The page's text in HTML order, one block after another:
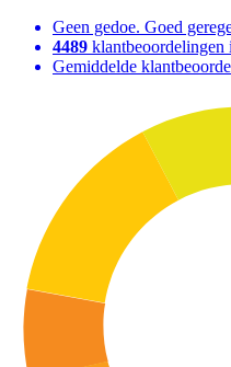
Geen gedoe. Goed
4489 klantbeoordelingen
Gemiddelde